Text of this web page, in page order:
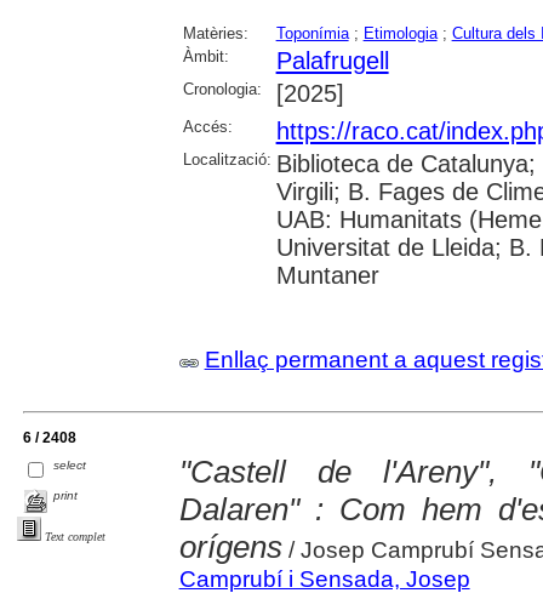
Matèries: Toponímia; Etimologia; Cultura dels
Àmbit:
Palafrugell
Cronologia: [2025]
Accés: https://raco.cat/
Localització: Biblioteca de
Virgili; B. Fages de
UAB: Humanitats
Universitat de Lleida;
Muntaner
Enllaç permanent a aquest
6 / 2408
select
print
Text complet
"Castell de l'Areny",
Dalaren" : Com hem
orígens/ Josep Camprubí
Camprubí i Sensada, Josep